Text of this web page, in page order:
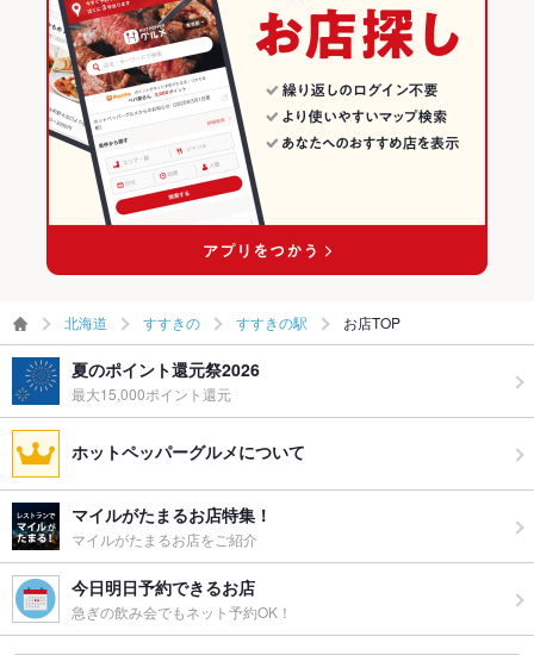
食べ放題 なし
カクテル充実
お子様連れ
お子様連れOK ：完全個室ではございますが、全席喫煙となっ
ておりますので、煙が気になる場合はご相談下さい。
ー二次会
お気軽にご相談ください！
ペット同伴 可
備考 ご不明点がございましたら店舗までお問い合わせください
海鮮個室酒場 伊まり 大通駅前店
その他の関連店舗
すすきの × 焼き鳥・鶏料理
狸小路駅 × 和食
狸小路駅 × 焼き鳥・鶏料理
北海道 × 和食
北海道 × 焼き鳥・鶏料理
すすきのの海鮮ランキング
すすきの駅のグルメランキング
すすきの駅の居酒屋ランキング
すすきの駅の海鮮ランキング
北海道 すすきの すすきの駅 お店TOP
夏のポイント還元祭2026
最大15,000ポイント還元
ホットペッパーグルメについて
マイルがたまるお店特集！
マイルがたまるお店をご紹介
今日明日予約できるお店
急ぎの飲み会でもネット予約OK！